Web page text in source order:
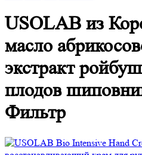
USOLAB из
масло
экстракт
плодов
Фильтр